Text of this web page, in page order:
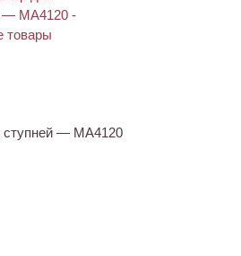
ступней — МА4120